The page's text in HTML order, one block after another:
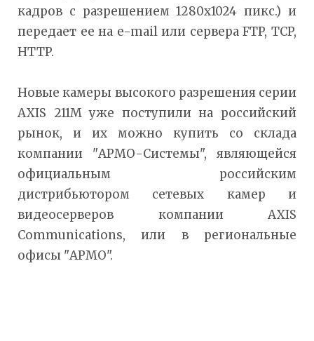
кадров с разрешением 1280х1024 пикс.) и
передает ее на e-mail или сервера FTP, TCP,
HTTP.
Новые камеры высокого разрешения серии
AXIS 211M уже поступили на российский
рынок, и их можно купить со склада
компании "АРМО-Системы", являющейся
официальным российским
дистрибьютором сетевых камер и
видеосерверов компании AXIS
Communications, или в региональные
офисы "АРМО".